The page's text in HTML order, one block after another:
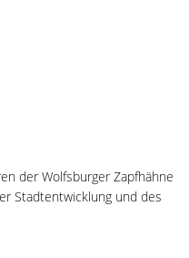
der Wolfsburger Zapfhähne
Stadtentwicklung und des